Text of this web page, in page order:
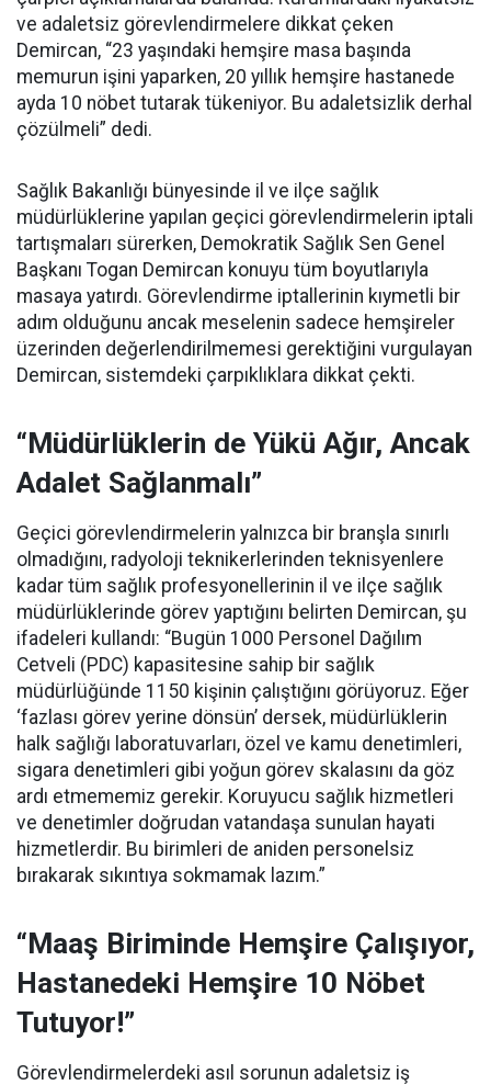
ve adaletsiz görevlendirmelere dikkat çeken
Demircan, “23 yaşındaki hemşire masa başında
memurun işini yaparken, 20 yıllık hemşire hastanede
ayda 10 nöbet tutarak tükeniyor. Bu adaletsizlik derhal
çözülmeli” dedi.
Sağlık Bakanlığı bünyesinde il ve ilçe sağlık
müdürlüklerine yapılan geçici görevlendirmelerin iptali
tartışmaları sürerken, Demokratik Sağlık Sen Genel
Başkanı Togan Demircan konuyu tüm boyutlarıyla
masaya yatırdı. Görevlendirme iptallerinin kıymetli bir
adım olduğunu ancak meselenin sadece hemşireler
üzerinden değerlendirilmemesi gerektiğini vurgulayan
Demircan, sistemdeki çarpıklıklara dikkat çekti.
“Müdürlüklerin de Yükü Ağır, Ancak
Adalet Sağlanmalı”
Geçici görevlendirmelerin yalnızca bir branşla sınırlı
olmadığını, radyoloji teknikerlerinden teknisyenlere
kadar tüm sağlık profesyonellerinin il ve ilçe sağlık
müdürlüklerinde görev yaptığını belirten Demircan, şu
ifadeleri kullandı: “Bugün 1000 Personel Dağılım
Cetveli (PDC) kapasitesine sahip bir sağlık
müdürlüğünde 1150 kişinin çalıştığını görüyoruz. Eğer
‘fazlası görev yerine dönsün’ dersek, müdürlüklerin
halk sağlığı laboratuvarları, özel ve kamu denetimleri,
sigara denetimleri gibi yoğun görev skalasını da göz
ardı etmememiz gerekir. Koruyucu sağlık hizmetleri
ve denetimler doğrudan vatandaşa sunulan hayati
hizmetlerdir. Bu birimleri de aniden personelsiz
bırakarak sıkıntıya sokmamak lazım.”
“Maaş Biriminde Hemşire Çalışıyor,
Hastanedeki Hemşire 10 Nöbet
Tutuyor!”
Görevlendirmelerdeki asıl sorunun adaletsiz iş